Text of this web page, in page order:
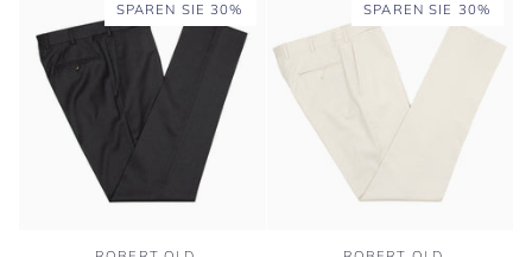
Loro
Piana
SPAREN SIE 30%
Dunkelgraue
SPAREN SIE 30%
Beigefarbene